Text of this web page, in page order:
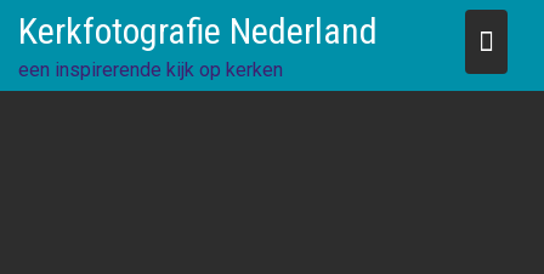
content
Kerkfotografie Nederland
een inspirerende kijk op kerken